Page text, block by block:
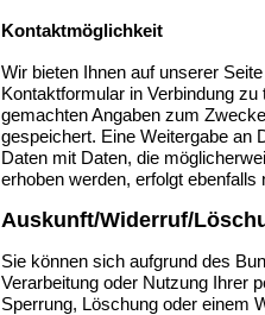
Kontaktmöglichkeit
Wir bieten Ihnen auf unserer
Kontaktformular in Verbindung
gemachten Angaben zum
gespeichert. Eine Weitergabe an
Daten mit Daten, die
erhoben werden, erfolgt ebenfalls
Auskunft/Widerruf/
Sie können sich aufgrund des
Verarbeitung oder Nutzung Ihrer
Sperrung, Löschung oder einem